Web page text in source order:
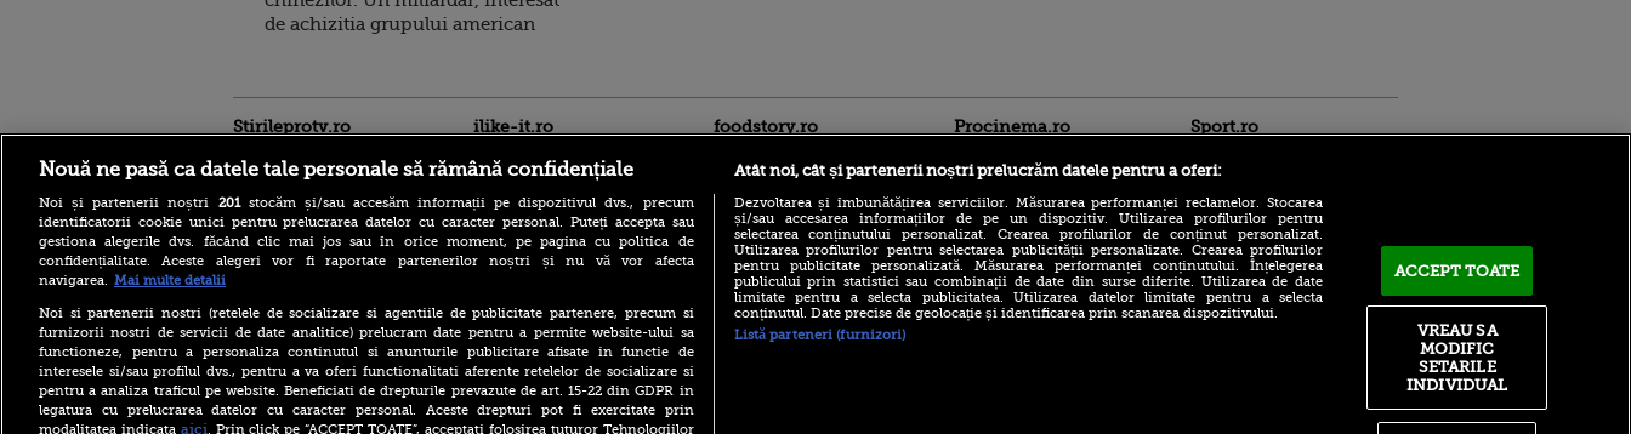
de achizitia grupului american
Stirileprotv.ro
meteo extreme împing în
sus prețurile alimentelor.
FAO raportează un nou
maxim al ultimilor trei ani
Condiții greu de imaginat
pentru marinarii de pe
portavionul USS Abraham
ilike-it.ro foodstory.ro
(P) Descoperă Lumea
Evenimentelor din România
cu Transilvania Events!
Procinema.ro
Emoții intense pentru
Sport.ro
De nicăieri! Dezvăluire
despre transferul lui Denis
Drăguș la FCSB: „3.150.000€
Rashford, plătit regește de
United, deși nu a mișcat un
Nouă ne pasă ca datele tale personale să rămână confidențiale
Noi și partenerii noștri 201stocăm și/sau accesăm informații pe dispozitivul dvs., precum
identificatorii cookie unici pentru prelucrarea datelor cu caracter personal. Puteți accepta sau
gestiona alegerile dvs. făcând clic mai jos sau în orice moment, pe pagina cu politica de
confidențialitate. Aceste alegeri vor fi raportate partenerilor noștri și nu vă vor afecta
navigarea. Mai multe detalii
Noi si partenerii nostri (retelele de socializare si agentiile de publicitate partenere, precum si
furnizorii nostri de servicii de date analitice) prelucram date pentru a permite website-ului sa
functioneze, pentru a personaliza continutul si anunturile publicitare afisate in functie de
interesele si/sau profilul dvs., pentru a va oferi functionalitati aferente retelelor de socializare si
pentru a analiza traficul pe website. Beneficiati de drepturile prevazute de art. 15-22 din GDPR in
legatura cu prelucrarea datelor cu caracter personal. Aceste drepturi pot fi exercitate prin
modalitatea indicata aici. Prin click pe “ACCEPT TOATE”, acceptati folosirea tuturor Tehnologiilor
Atât noi, cât și partenerii noștri prelucrăm datele pentru a oferi:
Dezvoltarea și îmbunătățirea serviciilor. Măsurarea performanței reclamelor. Stocarea
și/sau accesarea informațiilor de pe un dispozitiv. Utilizarea profilurilor pentru
selectarea conținutului personalizat. Crearea profilurilor de conținut personalizat.
Utilizarea profilurilor pentru selectarea publicității personalizate. Crearea profilurilor
pentru publicitate personalizată. Măsurarea performanței conținutului. Înțelegerea
publicului prin statistici sau combinații de date din surse diferite. Utilizarea de date
limitate pentru a selecta publicitatea. Utilizarea datelor limitate pentru a selecta
conținutul. Date precise de geolocație și identificarea prin scanarea dispozitivului.
Listă parteneri (furnizori)
ACCEPT TOATE
VREAU SA
MODIFIC
SETARILE
INDIVIDUAL